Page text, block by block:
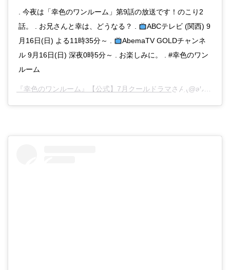
. 今夜は「幸色のワンルーム」第9話の放送です！のこり2
話。 . お兄さんと幸は、どうなる？ .
ABCテレビ (関西) 9
月16日(日) よる11時35分～ .
AbemaTV GOLDチャンネ
ル 9月16日(日) 深夜0時5分～ . お楽しみに。 . #幸色のワン
ルーム
『幸色のワンルーム』【公式】7月クールドラマさん(@abc_sachiiro)がシェアした投稿 –